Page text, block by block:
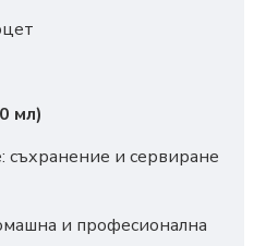
мл)
съхранение и сервиране
и професионална